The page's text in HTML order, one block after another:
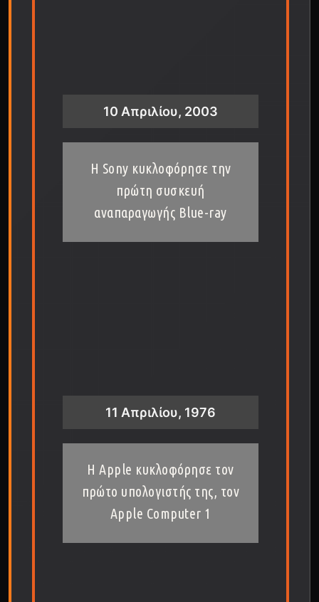
10 Απριλίου, 2003
Η Sony κυκλοφόρησε την
πρώτη συσκευή
αναπαραγωγής Blue-ray
11 Απριλίου, 1976
Η Apple κυκλοφόρησε τον
πρώτο υπολογιστής της, τον
Apple Computer 1